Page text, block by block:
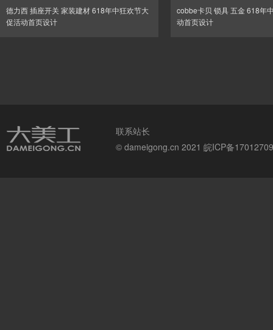
德力西 插座开关 家装建材 618年中狂欢节大
促活动首页设计
cobbe卡贝 锁具 五金 618年
动首页设计
联系站长
© dameigong.cn 2021 皖ICP备